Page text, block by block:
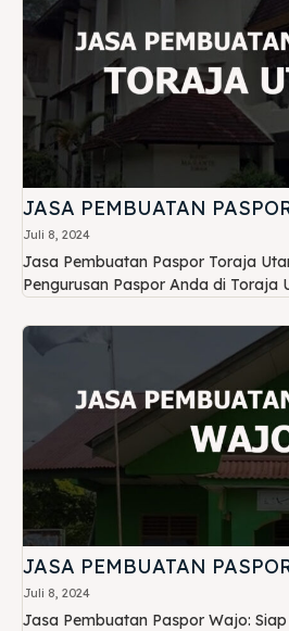
JASA PEMBUATAN
Juli 8, 2024
Jasa Pembuatan Paspor Toraja
Pengurusan Paspor Anda di Toraja
JASA PEMBUATAN
Juli 8, 2024
Jasa Pembuatan Paspor Wajo: